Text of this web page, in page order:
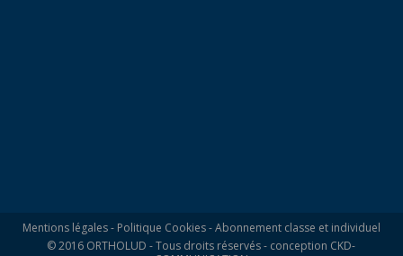
Mentions légales- Politique Cookies-Abonnement classe et individuel
© 2016 ORTHOLUD - Tous droits réservés - conception CKD-